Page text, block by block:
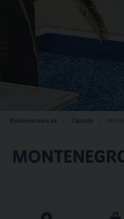
Rainbowtours.sk Zájazdy